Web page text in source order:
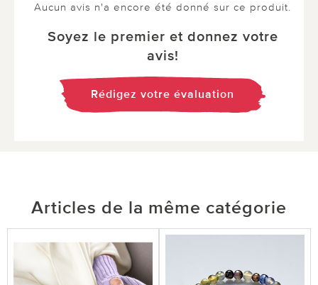
Aucun avis n'a encore été donné sur ce produit.
Soyez le premier et donnez votre
avis!
Rédigez votre évaluation
Articles de la même catégorie